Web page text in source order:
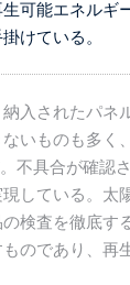
可能エネルギ
けている。
入されたパネ
いものも多く
不具合が確認
している。
検査を徹底す
のであり、再